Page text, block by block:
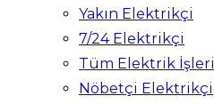
Yakın Elektrikçi
7/24 Elektrikçi
Tüm Elektrik İşleri
Nöbetçi Elektrikçi